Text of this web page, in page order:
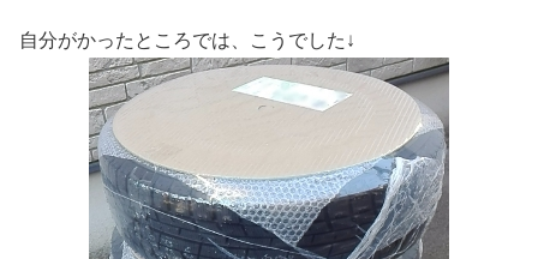
自分がかったところでは、こうでした↓